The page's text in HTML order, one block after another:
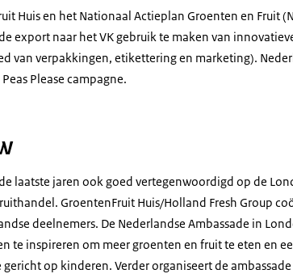
Huis en het Nationaal Actieplan Groenten en Fruit
export naar het VK gebruik te maken van
van verpakkingen, etikettering en marketing).
Peas Please campagne.
laatste jaren ook goed vertegenwoordigd op de
GroentenFruit Huis/Holland Fresh Group
deelnemers. De Nederlandse Ambassade in
te inspireren om meer groenten en fruit te eten en
op kinderen. Verder organiseert de